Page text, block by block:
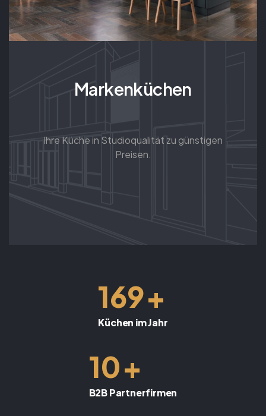
Markenküchen
Ihre Küche in Studioqualität zu günstigen
Preisen.
169+
Küchen im Jahr
10+
B2B Partnerfirmen